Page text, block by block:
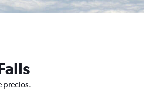
precios.